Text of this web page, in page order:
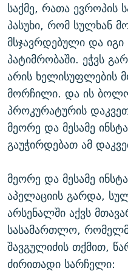
საქმე, რათა ევროპის
პასუხი, რომ სულხან
მსჯავრდებული და
პატიმრობაში. ეჭვს
არის ხელისუფლების
მორჩილი. და ის
პროკურატურის
მეორე და მესამე
გაუჭირდებათ ამ
მეორე და მესამე
აპელაციის გარდა,
არსენალში აქვს
სასამართლო,
შავგულიძის თქმით,
ძირითადი სარჩელი: